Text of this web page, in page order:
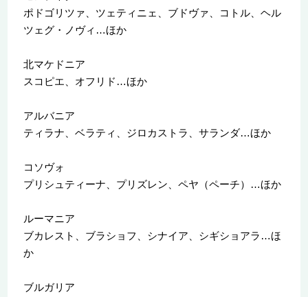
ポドゴリツァ、ツェティニェ、ブドヴァ、コトル、ヘル
ツェグ・ノヴィ…ほか
北マケドニア
スコピエ、オフリド…ほか
アルバニア
ティラナ、ベラティ、ジロカストラ、サランダ…ほか
コソヴォ
プリシュティーナ、プリズレン、ペヤ（ペーチ）…ほか
ルーマニア
ブカレスト、ブラショフ、シナイア、シギショアラ…ほ
か
ブルガリア